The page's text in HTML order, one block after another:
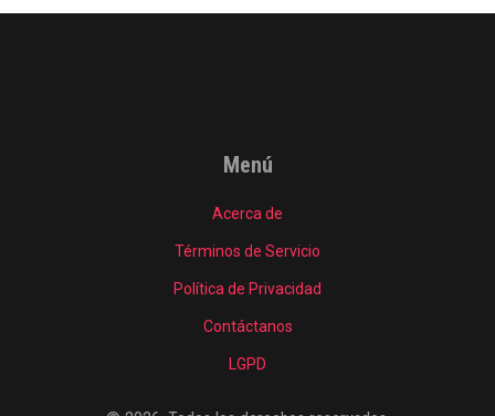
Menú
Acerca de
Términos de Servicio
Política de Privacidad
Contáctanos
LGPD